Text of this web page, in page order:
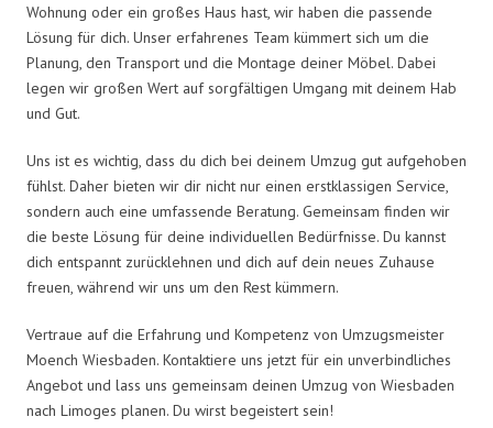
Wohnung oder ein großes Haus hast, wir haben die passende
Lösung für dich. Unser erfahrenes Team kümmert sich um die
Planung, den Transport und die Montage deiner Möbel. Dabei
legen wir großen Wert auf sorgfältigen Umgang mit deinem Hab
und Gut.
Uns ist es wichtig, dass du dich bei deinem Umzug gut aufgehoben
fühlst. Daher bieten wir dir nicht nur einen erstklassigen Service,
sondern auch eine umfassende Beratung. Gemeinsam finden wir
die beste Lösung für deine individuellen Bedürfnisse. Du kannst
dich entspannt zurücklehnen und dich auf dein neues Zuhause
freuen, während wir uns um den Rest kümmern.
Vertraue auf die Erfahrung und Kompetenz von Umzugsmeister
Moench Wiesbaden. Kontaktiere uns jetzt für ein unverbindliches
Angebot und lass uns gemeinsam deinen Umzug von Wiesbaden
nach Limoges planen. Du wirst begeistert sein!